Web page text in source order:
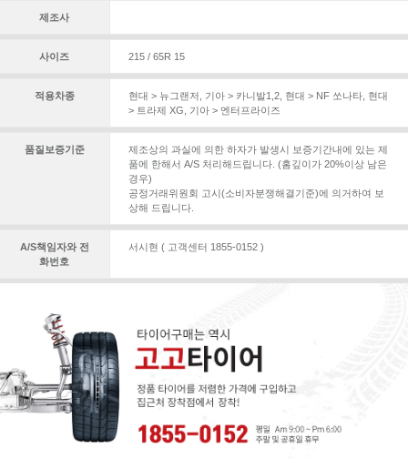
제조사
사이즈 215 / 65R 15
적용차종 현대 > 뉴그랜저 기아 > 카니발1,2, 현대 > NF 쏘나타, 현대
> 트라제 XG
기아 > 엔터프라이즈
품질보증기준
제조상의 과실에 의한 하자가 발생시 보증기간내에 있는 제
품에 한해서 A/S 처리해드립니다. (홈깊이가 20%이상 남은
경우)
공정거래위원회 고시(소비자분쟁해결기준)에 의거하여 보
상해 드립니다.
A/S책임자와 전
화번호
서시현 ( 고객센터 1855-0152 )